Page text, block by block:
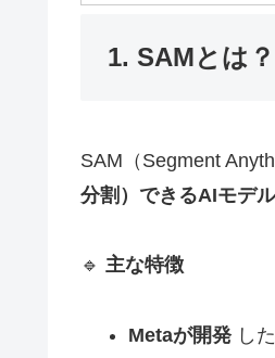
1. SAMとは？
SAM（Segment
分割）できるAIモデル
🔹 主な特徴
Metaが開発し